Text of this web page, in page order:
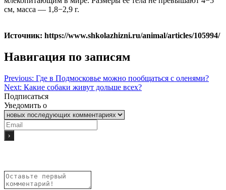
см, масса — 1,8−2,9 г.
Источник: https://www.shkolazhizni.ru/animal/articles/105994/
Навигация по записям
Previous: Где в Подмосковье можно пообщаться с оленями?
Next: Какие собаки живут дольше всех?
Подписаться
Уведомить о